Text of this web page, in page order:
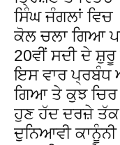
ਸਿੰਘ ਜੰਗਲਾਂ ਵਿਚ
ਕੋਲ ਚਲਾ ਗਿਆ
20ਵੀਂ ਸਦੀ ਦੇ
ਇਸ ਵਾਰ ਪ੍ਰਬੰਧ
ਗਿਆ ਤੇ ਕੁਝ ਚਿਰ
ਹੁਣ ਹੱਦ ਦਰਜ਼ੇ
ਦੁਨਿਆਵੀ